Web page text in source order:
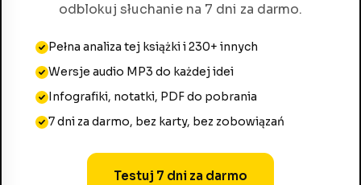
odblokuj słuchanie na 7 dni za darmo.
Pełna analiza tej książki i 230+ innych
Wersje audio MP3 do każdej idei
Infografiki, notatki, PDF do pobrania
7 dni za darmo, bez karty, bez zobowiązań
Testuj 7 dni za darmo